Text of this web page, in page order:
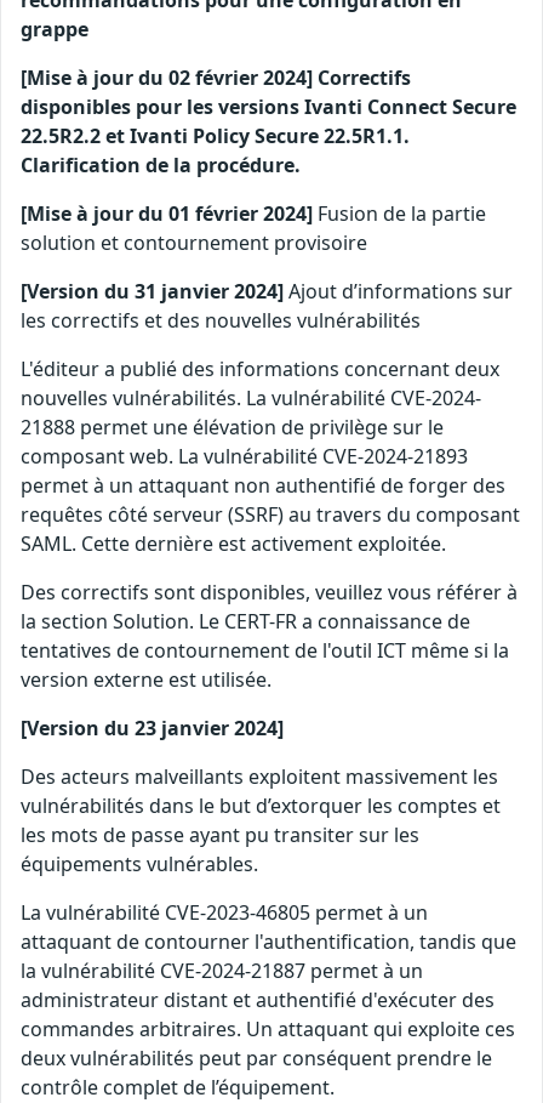
grappe
[Mise à jour du 02 février 2024] Correctifs
disponibles pour les versions Ivanti Connect Secure
22.5R2.2 et Ivanti Policy Secure 22.5R1.1.
Clarification de la procédure.
[Mise à jour du 01 février 2024] Fusion de la partie
solution et contournement provisoire
[Version du 31 janvier 2024]Ajout d’informations sur
les correctifs et des nouvelles vulnérabilités
L'éditeur a publié des informations concernant deux
nouvelles vulnérabilités. La vulnérabilité CVE-2024-
21888 permet une élévation de privilège sur le
composant web. La vulnérabilité CVE-2024-21893
permet à un attaquant non authentifié de forger des
requêtes côté serveur (SSRF) au travers du composant
SAML. Cette dernière est activement exploitée.
Des correctifs sont disponibles, veuillez vous référer à
la section Solution. Le CERT-FR a connaissance de
tentatives de contournement de l'outil ICT même si la
version externe est utilisée.
[Version du 23 janvier 2024]
Des acteurs malveillants exploitent massivement les
vulnérabilités dans le but d’extorquer les comptes et
les mots de passe ayant pu transiter sur les
équipements vulnérables.
La vulnérabilité CVE-2023-46805 permet à un
attaquant de contourner l'authentification, tandis que
la vulnérabilité CVE-2024-21887 permet à un
administrateur distant et authentifié d'exécuter des
commandes arbitraires. Un attaquant qui exploite ces
deux vulnérabilités peut par conséquent prendre le
contrôle complet de l’équipement.